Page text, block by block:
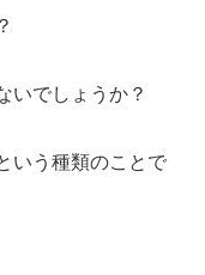
いでしょうか？
いう種類のことで